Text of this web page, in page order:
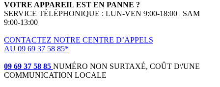
VOTRE APPAREIL EST EN PANNE ?
SERVICE TÉLÉPHONIQUE : LUN-VEN 9:00-18:00 | SAM
9:00-13:00
CONTACTEZ NOTRE CENTRE D’APPELS
AU 09 69 37 58 85*
09 69 37 58 85 NUMÉRO NON SURTAXÉ, COÛT D\'UNE
COMMUNICATION LOCALE